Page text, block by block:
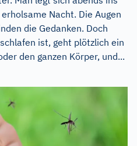
Nacht. Die Augen
die Gedanken. Doch
ist, geht plötzlich ein
den ganzen Körper, und...